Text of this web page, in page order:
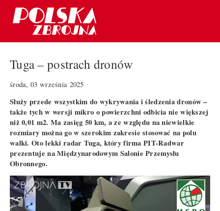
Tuga – postrach dronów
środa, 03 września 2025
Służy przede wszystkim do wykrywania i śledzenia dronów –
także tych w wersji mikro o powierzchni odbicia nie większej
niż 0,01 m2. Ma zasięg 50 km, a ze względu na niewielkie
rozmiary można go w szerokim zakresie stosować na polu
walki. Oto lekki radar Tuga, który firma PIT-Radwar
prezentuje na Międzynarodowym Salonie Przemysłu
Obronnego.